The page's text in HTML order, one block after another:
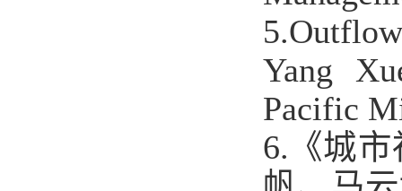
Yang
Pacific
6. 《城